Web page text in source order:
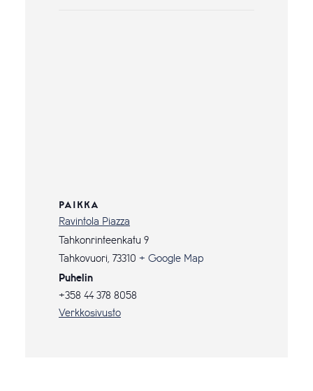
PAIKKA
Ravintola Piazza
Tahkonrinteenkatu 9
Tahkovuori, 73310 + Google Map
Puhelin
+358 44 378 8058
Verkkosivusto